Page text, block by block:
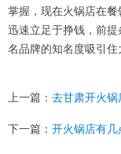
掌握，现在火锅店在
迅速立足于挣钱，前
名品牌的知名度吸引住
上一篇： 去甘肃开火锅
下一篇： 开火锅店有